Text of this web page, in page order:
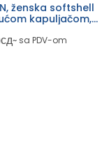
ženska softshell
kapuljačom,
~ sa PDV-om